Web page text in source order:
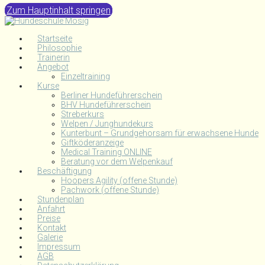
Zum Hauptinhalt springen
Startseite
Philosophie
Trainerin
Angebot
Einzeltraining
Kurse
Berliner Hundeführerschein
BHV Hundeführerschein
Streberkurs
Welpen / Junghundekurs
Kunterbunt – Grundgehorsam für erwachsene Hunde
Giftköderanzeige
Medical Training ONLINE
Beratung vor dem Welpenkauf
Beschäftigung
Hoopers Agility (offene Stunde)
Pachwork (offene Stunde)
Stundenplan
Anfahrt
Preise
Kontakt
Galerie
Impressum
AGB